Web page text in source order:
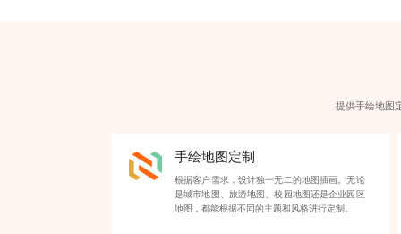
提供手绘地图
手绘地图定制
根据客户需求，设计独一无二的地图插画。无论
是城市地图、旅游地图、校园地图还是企业园区
地图，都能根据不同的主题和风格进行定制。